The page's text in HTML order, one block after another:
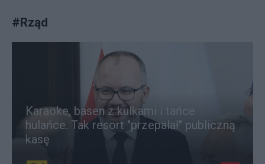
#Rząd
Karaoke, basen z kulkami i tańce
hulańce. Tak resort "przepalał" publiczną
kasę